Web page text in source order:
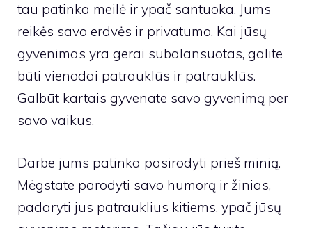
tau patinka meilė ir ypač santuoka. Jums
reikės savo erdvės ir privatumo. Kai jūsų
gyvenimas yra gerai subalansuotas, galite
būti vienodai patrauklūs ir patrauklūs.
Galbūt kartais gyvenate savo gyvenimą per
savo vaikus.
Darbe jums patinka pasirodyti prieš minią.
Mėgstate parodyti savo humorą ir žinias,
padaryti jus patrauklius kitiems, ypač jūsų